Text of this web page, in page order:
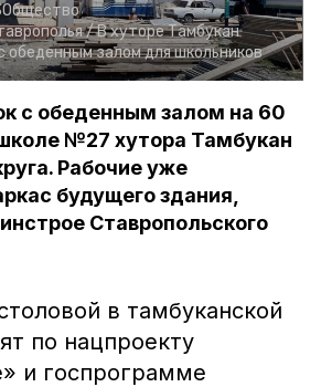
Общество
/В хуторе Тамбукан
обеденным залом для школьников
с обеденным залом на 60
№27 хутора Тамбукан
Рабочие уже
будущего здания,
Ставропольского
в тамбуканской
по нацпроекту
и госпрограмме